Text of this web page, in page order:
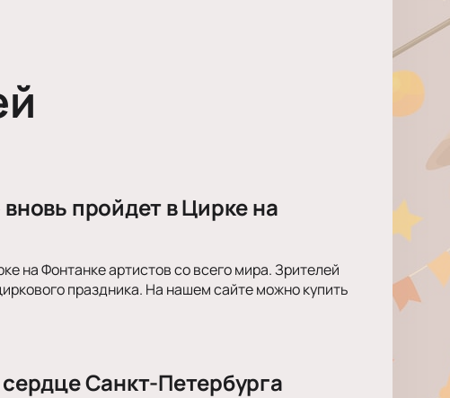
пройдет в Цирке на
на Фонтанке артистов со всего мира. Зрителей
праздника. На нашем сайте можно купить
Санкт-Петербурга